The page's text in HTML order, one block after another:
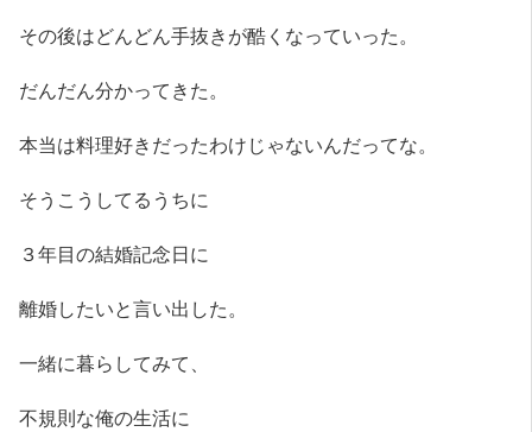
その後はどんどん手抜きが酷くなっていった。
だんだん分かってきた。
本当は料理好きだったわけじゃないんだってな。
そうこうしてるうちに
３年目の結婚記念日に
離婚したいと言い出した。
一緒に暮らしてみて、
不規則な俺の生活に